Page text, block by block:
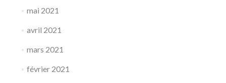
mai 2021
avril 2021
mars 2021
février 2021